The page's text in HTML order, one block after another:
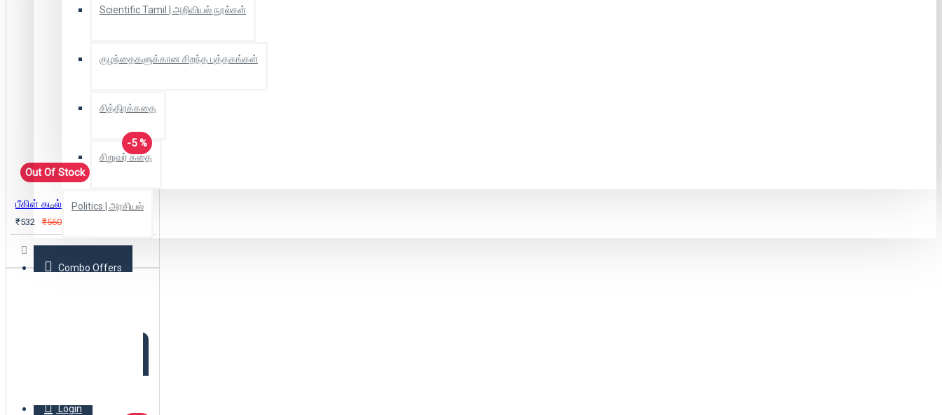
Scientific Tamil | அறிவியல் நூல்கள்
குழந்தைகளுக்கான சிறந்த புத்தகங்கள்
சித்திரக்கதை
சிறுவர் கதை
Politics | அரசியல்
Combo Offers
Login
-5 %
Out Of Stock
பீகிள் கடல் பயணம்
₹532 ₹560